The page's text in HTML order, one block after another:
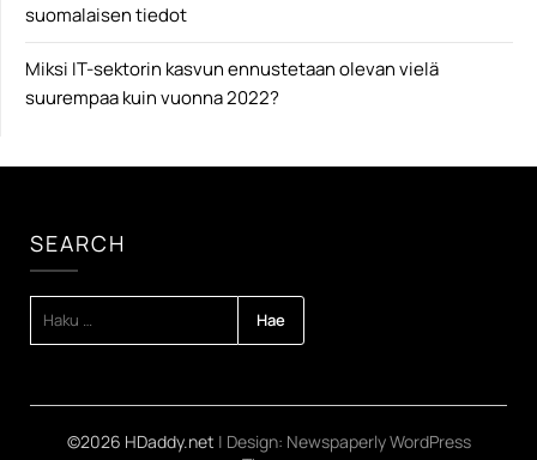
suomalaisen tiedot
Miksi IT-sektorin kasvun ennustetaan olevan vielä
suurempaa kuin vuonna 2022?
SEARCH
©2026 HDaddy.net | Design: Newspaperly WordPress